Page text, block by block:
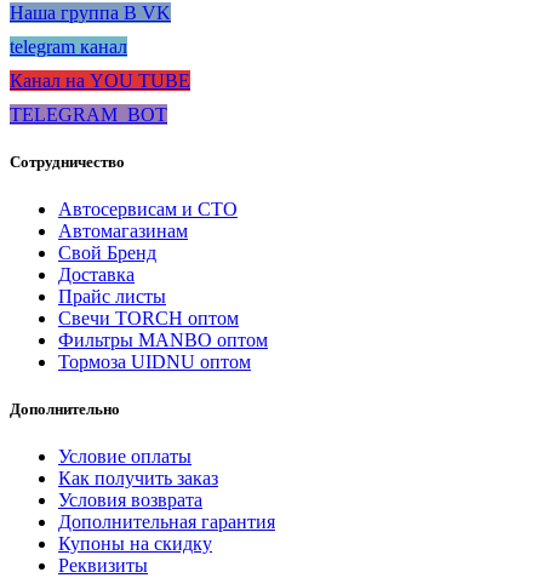
Наша группа В VK
telegram канал
Канал на YOU TUBE
TELEGRAM_BOT
Сотрудничество
Автосервисам и СТО
Автомагазинам
Свой Бренд
Доставка
Прайс листы
Свечи TORCH оптом
Фильтры MANBO оптом
Тормоза UIDNU оптом
Дополнительно
Условие оплаты
Как получить заказ
Условия возврата
Дополнительная гарантия
Купоны на скидку
Реквизиты